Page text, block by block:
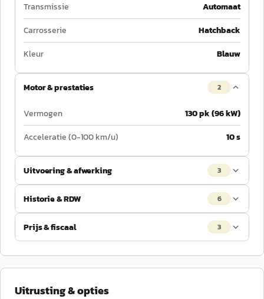
Transmissie
Automaat
Carrosserie
Hatchback
Kleur
Blauw
Motor & prestaties 2
Vermogen
130 pk (96 kW)
Acceleratie (0-100 km/u)
10 s
Uitvoering & afwerking 3
Historie & RDW 6
Prijs & fiscaal 3
Uitrusting & opties